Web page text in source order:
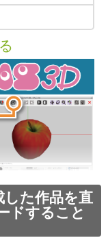
た作品を直
ドすること